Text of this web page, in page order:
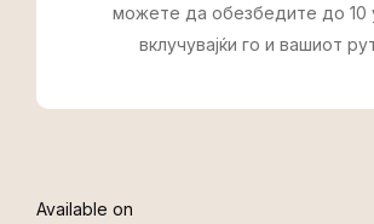
можете да обезбедите до 10
вклучувајќи го и вашиот
Available on